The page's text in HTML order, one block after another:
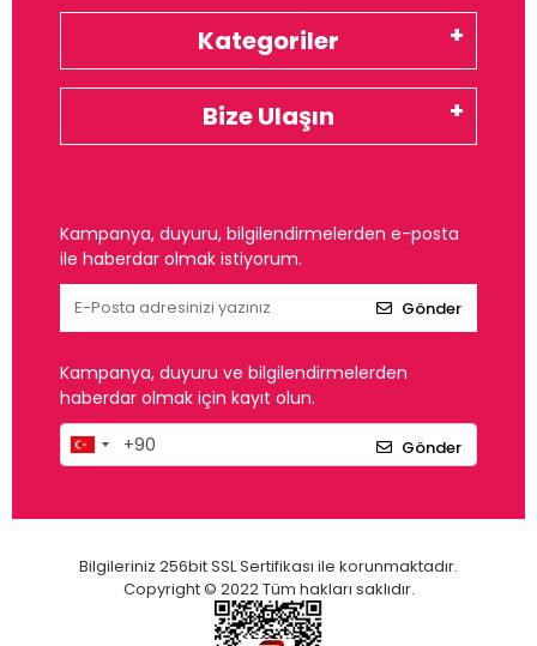
Kategoriler
Bize Ulaşın
Kampanya, duyuru, bilgilendirmelerden e-posta
ile haberdar olmak istiyorum.
Gönder
Kampanya, duyuru ve bilgilendirmelerden
haberdar olmak için kayıt olun.
Gönder
Bilgileriniz 256bit SSL Sertifikası ile korunmaktadır.
Copyright © 2022 Tüm hakları saklıdır.